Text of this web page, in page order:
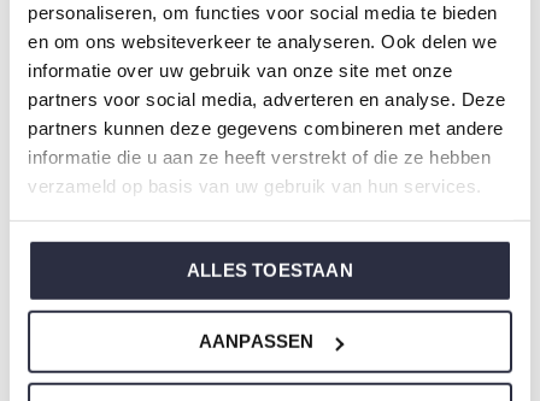
personaliseren, om functies voor social media te bieden
en om ons websiteverkeer te analyseren. Ook delen we
informatie over uw gebruik van onze site met onze
partners voor social media, adverteren en analyse. Deze
partners kunnen deze gegevens combineren met andere
informatie die u aan ze heeft verstrekt of die ze hebben
verzameld op basis van uw gebruik van hun services.
ALLES TOESTAAN
AANPASSEN
De nachtkleding van Charlie Choe is gemaakt van
heerlijke zachte stoffen en heeft een perfecte pasvorm.
Weet je niet zo goed welke maat je moet kiezen van onze
nachtkleding?
Om niet te vergeten